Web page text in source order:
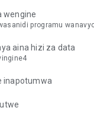
wengine
programu
aina hizi za data
inapotumwa